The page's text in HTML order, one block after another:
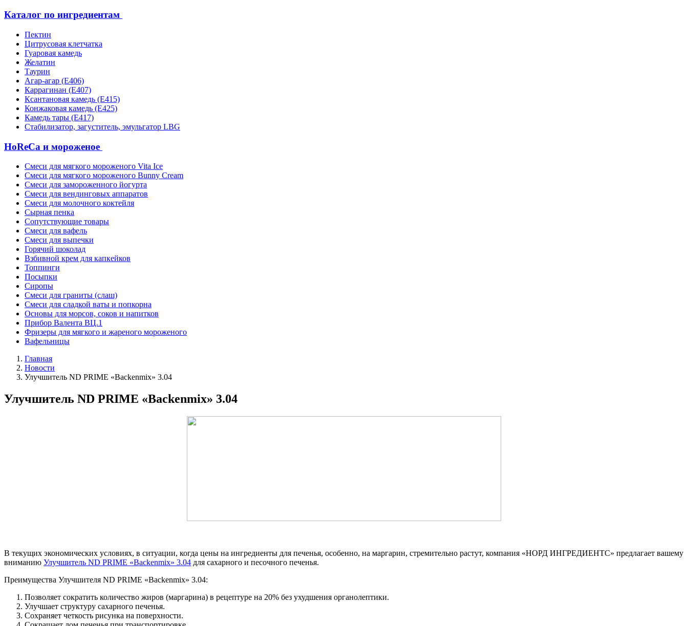
Каталог по ингредиентам
Пектин
Цитрусовая клетчатка
Гуаровая камедь
Желатин
Таурин
Агар-агар (Е406)
Каррагинан (Е407)
Ксантановая камедь (Е415)
Конжаковая камедь (Е425)
Камедь тары (Е417)
Стабилизатор, загуститель, эмульгатор LBG
HoReCa и мороженое
Смеси для мягкого мороженого Vita Ice
Смеси для мягкого мороженого Bunny Cream
Смеси для замороженного йогурта
Смеси для вендинговых аппаратов
Смеси для молочного коктейля
Сырная пенка
Сопутствующие товары
Смеси для вафель
Смеси для выпечки
Горячий шоколад
Взбивной крем для капкейков
Топпинги
Посыпки
Сиропы
Смеси для граниты (слаш)
Смеси для сладкой ваты и попкорна
Основы для морсов, соков и напитков
Прибор Валента ВЦ.1
Фризеры для мягкого и жареного мороженого
Вафельницы
Главная
Новости
Улучшитель ND PRIME «Backenmix» 3.04
Улучшитель ND PRIME «Backenmix» 3.04
В текущих экономических условиях, в ситуации, когда цены на ингредиенты для печенья, особенно, на маргарин, стремительно растут, компания «НОРД ИНГРЕДИЕНТС» предлагает вашему
вниманию Улучшитель ND PRIME «Backenmix» 3.04 для сахарного и песочного печенья.
Преимущества Улучшителя ND PRIME «Backenmix» 3.04:
Позволяет сократить количество жиров (маргарина) в рецептуре на 20% без ухудшения органолептики.
Улучшает структуру сахарного печенья.
Сохраняет четкость рисунка на поверхности.